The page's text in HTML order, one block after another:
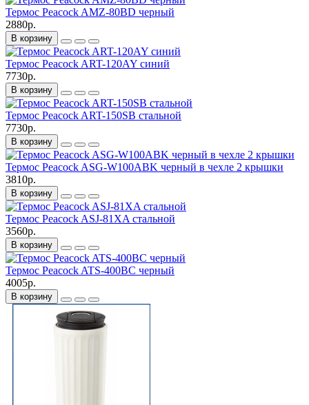
Термос Peacock AMZ-80BD черный
2880р.
В корзину
Термос Peacock ART-120AY синий
7730р.
В корзину
Термос Peacock ART-150SB стальной
7730р.
В корзину
Термос Peacock ASG-W100ABK черный в чехле 2 крышки
3810р.
В корзину
Термос Peacock ASJ-81XA стальной
3560р.
В корзину
Термос Peacock ATS-400BC черный
4005р.
В корзину